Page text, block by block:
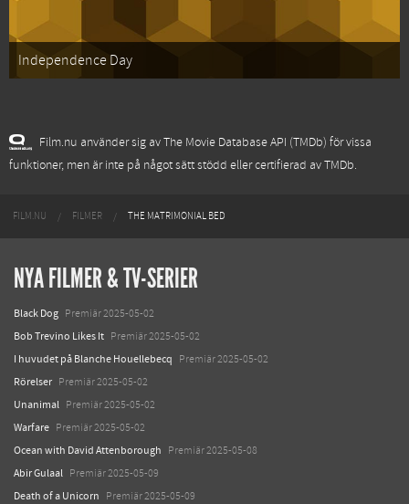
Independence Day
Film.nu använder sig av The Movie Database API (TMDb) för vissa
funktioner, men är inte på något sätt stödd eller certifierad av TMDb.
FILM.NU FILMER THE MATRIMONIAL BED
NYA FILMER & TV-SERIER
Black Dog Premiär 2025-05-02
Bob Trevino Likes It Premiär 2025-05-02
I huvudet på Blanche Houellebecq Premiär 2025-05-02
Rörelser Premiär 2025-05-02
Unanimal Premiär 2025-05-02
Warfare Premiär 2025-05-02
Ocean with David Attenborough Premiär 2025-05-08
Abir Gulaal Premiär 2025-05-09
Death of a Unicorn Premiär 2025-05-09